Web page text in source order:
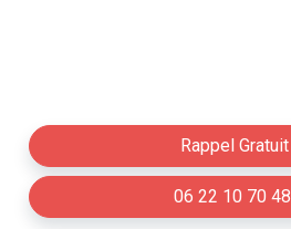
Rappel Gratuit
06 22 10 70 48